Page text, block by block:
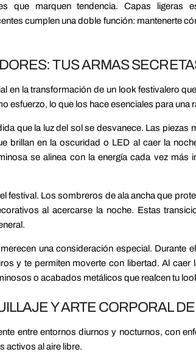
que marquen tendencia. Capas ligeras
cumplen una doble función: mantenerte
TUS ARMAS
en la transformación de un look festivalero
esfuerzo, lo que los hace esenciales para una
que la luz del sol se desvanece. Las piezas
brillan en la oscuridad o LED al caer la
se alinea con la energía cada vez más
festival. Los sombreros de ala ancha que
al acercarse la noche. Estas
una consideración especial. Durante
y te permiten moverte con libertad. Al
o acabados metálicos que realcen tu
Y ARTE CORPORAL
entre entornos diurnos y nocturnos, con
activos al aire libre.